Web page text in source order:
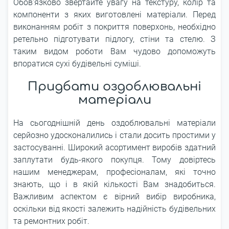
Обов'язково звертайте увагу на текстуру, колір та
компоненти з яких виготовлені матеріали. Перед
виконанням робіт з покриття поверхонь, необхідно
ретельно підготувати підлогу, стіни та стелю. З
таким видом роботи Вам чудово допоможуть
впоратися сухі будівельні суміші.
Придбати оздоблювальні
матеріали
На сьогоднішній день оздоблювальні матеріали
серйозно удосконалились і стали досить простими у
застосуванні. Широкий асортимент виробів здатний
заплутати будь-якого покупця. Тому довіртесь
нашим менеджерам, професіоналам, які точно
знають, що і в якій кількості Вам знадобиться.
Важливим аспектом є вірний вибір виробника,
оскільки від якості залежить надійність будівельних
та ремонтних робіт.